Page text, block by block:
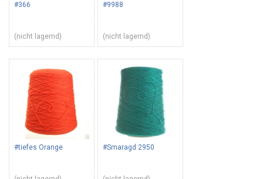
#366
(nicht lagernd)
#9988
(nicht lagernd)
#tiefes Orange #Smaragd 2950